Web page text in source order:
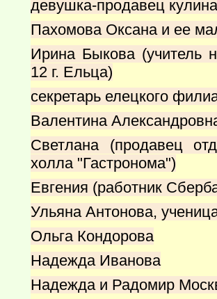
девушка-продавец
Пахомова Оксана и ее
Ирина Быкова
12 г. Ельца)
секретарь елецкого
Валентина
Светлана (продавец
холла "Гастронома")
Евгения (работник
Ульяна Антонова,
Ольга Кондорова
Надежда Иванова
Надежда и Радомир